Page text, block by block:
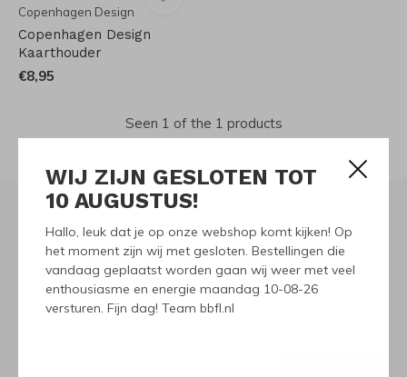
WIJ ZIJN GESLOTEN TOT
10 AUGUSTUS!
Hallo, leuk dat je op onze webshop komt kijken! Op
het moment zijn wij met gesloten. Bestellingen die
vandaag geplaatst worden gaan wij weer met veel
enthousiasme en energie maandag 10-08-26
versturen. Fijn dag! Team bbfl.nl
Copenhagen Design
Copenhagen Design
Kaarthouder
€8,95
Seen 1 of the 1 products
Meld je aan voor onze
nieuwsbrief
Ontvang de nieuwste aanbiedingen en promoties